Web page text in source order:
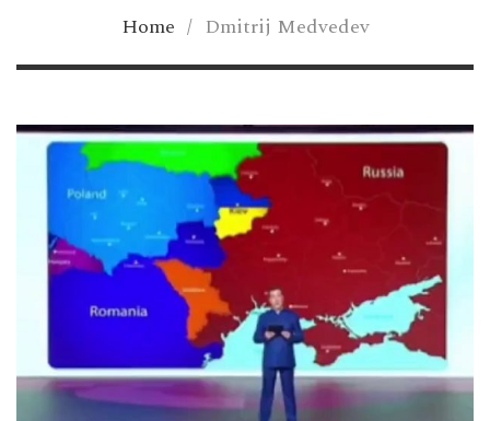
Home / Dmitrij Medvedev